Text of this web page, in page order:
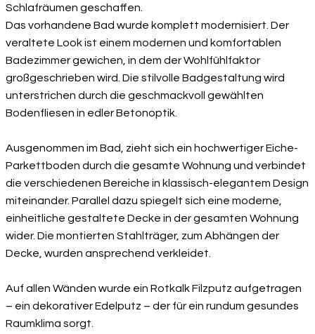
Schlafräumen geschaffen.
Das vorhandene Bad wurde komplett modernisiert. Der
veraltete Look ist einem modernen und komfortablen
Badezimmer gewichen, in dem der Wohlfühlfaktor
großgeschrieben wird. Die stilvolle Badgestaltung wird
unterstrichen durch die geschmackvoll gewählten
Bodenfliesen in edler Betonoptik.
Ausgenommen im Bad, zieht sich ein hochwertiger Eiche-
Parkettboden durch die gesamte Wohnung und verbindet
die verschiedenen Bereiche in klassisch-elegantem Design
miteinander. Parallel dazu spiegelt sich eine moderne,
einheitliche gestaltete Decke in der gesamten Wohnung
wider. Die montierten Stahlträger, zum Abhängen der
Decke, wurden ansprechend verkleidet.
Auf allen Wänden wurde ein Rotkalk Filzputz aufgetragen
– ein dekorativer Edelputz – der für ein rundum gesundes
Raumklima sorgt.